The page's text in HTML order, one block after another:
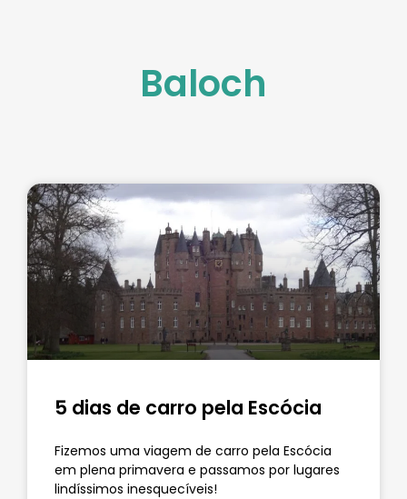
Baloch
5 dias de carro pela Escócia
Fizemos uma viagem de carro pela Escócia
em plena primavera e passamos por lugares
lindíssimos inesquecíveis!